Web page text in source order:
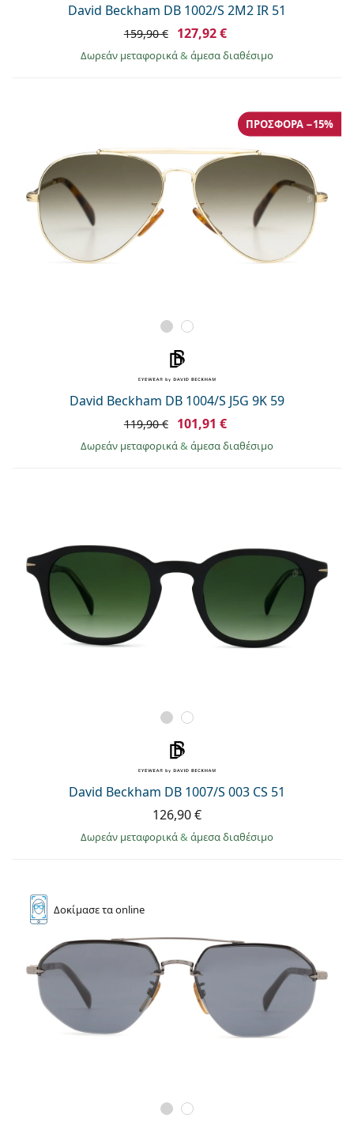
David Beckham DB 1002/S 2M2 IR 51
159,90 € 127,92 €
Δωρεάν μεταφορικά & άμεσα διαθέσιμο
David Beckham DB 1004/S J5G 9K 59
ΠΡΟΣΦΟΡΆ −15%
119,90 € 101,91 €
Δωρεάν μεταφορικά& άμεσα διαθέσιμο
David Beckham DB 1007/S 003 CS 51
126,90 €
Δωρεάν μεταφορικά& άμεσα διαθέσιμο
Δοκίμασετα online